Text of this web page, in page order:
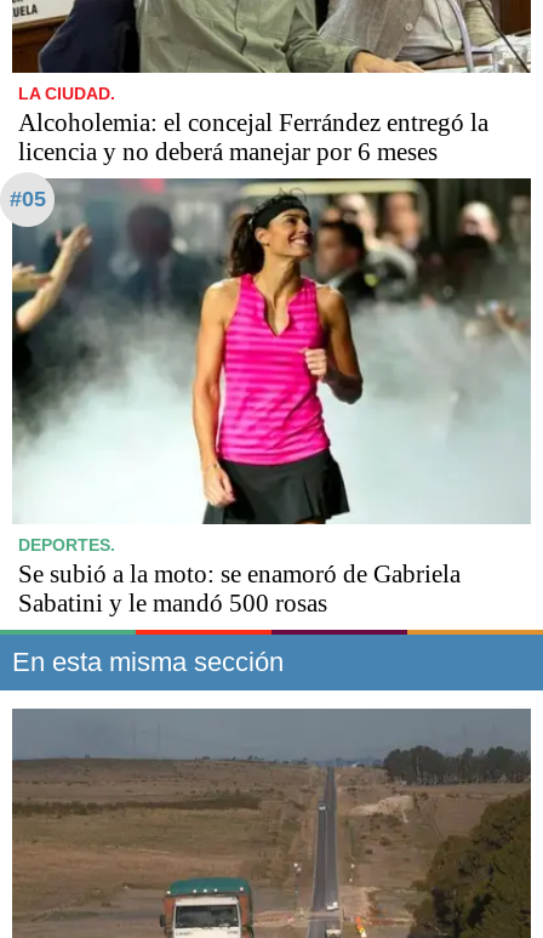
LA CIUDAD.
Alcoholemia: el concejal Ferrández entregó la
licencia y no deberá manejar por 6 meses
#05
DEPORTES.
Se subió a la moto: se enamoró de Gabriela
Sabatini y le mandó 500 rosas
En esta misma sección